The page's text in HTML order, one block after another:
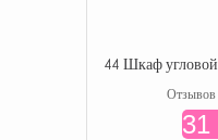
44 Шкаф угловой
Отзывов
31